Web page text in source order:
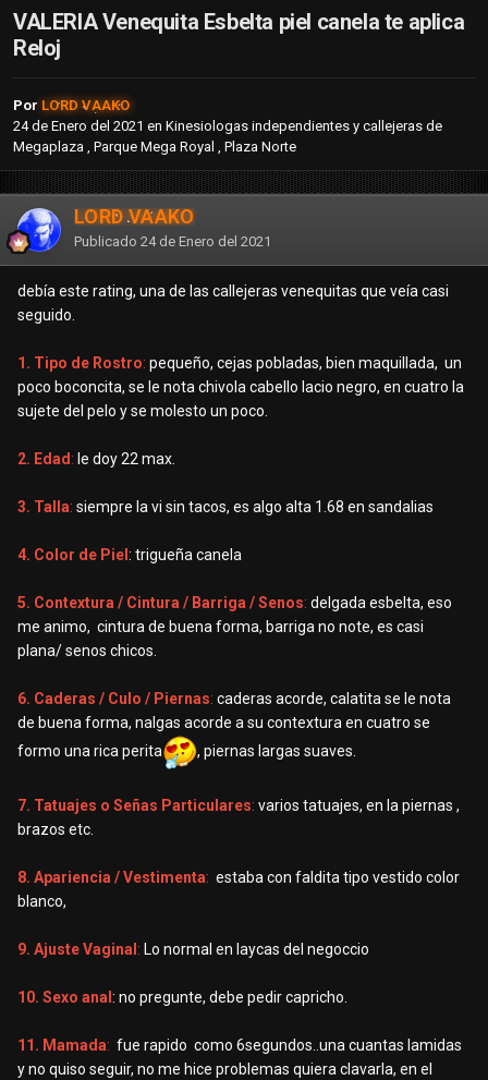
VALERIA Venequita Esbelta piel canela te aplica
Reloj
Por LORD VAAKO
24 de Enero del 2021 en Kinesiologas independientes y callejeras de
Megaplaza , Parque Mega Royal , Plaza Norte
LORD VAAKO
Publicado 24 de Enero del 2021
debía este rating, una de las callejeras venequitas que veía casi
seguido.
1. Tipo de Rostro: pequeño, cejas pobladas, bien maquillada, un
poco boconcita, se le nota chivola cabello lacio negro, en cuatro la
sujete del pelo y se molesto un poco.
2. Edad: le doy 22 max.
3. Talla: siempre la vi sin tacos, es algo alta 1.68 en sandalias
4. Color de Piel : trigueña canela
5. Contextura / Cintura / Barriga / Senos: delgada esbelta, eso
me animo, cintura de buena forma, barriga no note, es casi
plana/ senos chicos.
6. Caderas / Culo / Piernas: caderas acorde, calatita se le nota
de buena forma, nalgas acorde a su contextura en cuatro se
formo una rica perita
, piernas largas suaves.
7. Tatuajes o Señas Particulares: varios tatuajes, en la piernas ,
brazos etc.
8. Apariencia / Vestimenta: estaba con faldita tipo vestido color
blanco,
9. Ajuste Vaginal : Lo normal en laycas del negoccio
10. Sexo anal : no pregunte, debe pedir capricho.
11. Mamada: fue rapido como 6segundos..una cuantas lamidas
y no quiso seguir, no me hice problemas quiera clavarla, en el